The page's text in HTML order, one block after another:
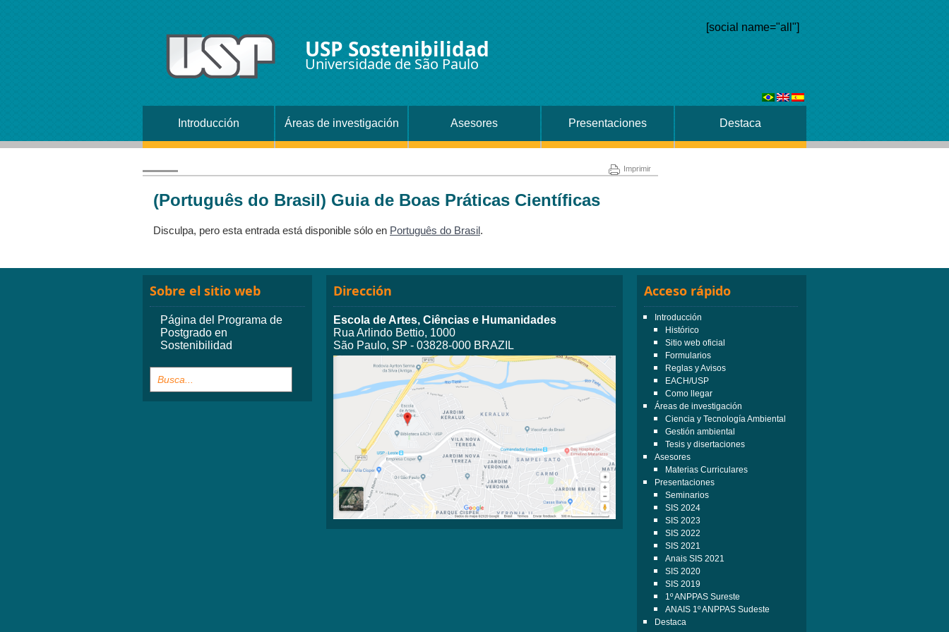
USP Sostenibilidad
Universidade de São Paulo
[social name="all"]
Introducción Áreas de investigación Asesores Presentaciones Destaca
Imprimir
(Português do Brasil) Guia de Boas Práticas Científicas
Disculpa, pero esta entrada está disponible sólo en Português do Brasil.
Sobre el sitio web
Página del Programa de
Postgrado en
Sostenibilidad
Dirección
Escola de Artes, Ciências e Humanidades
Rua Arlindo Bettio, 1000
São Paulo, SP - 03828-000 BRAZIL
Acceso rápido
Introducción
Histórico
Sitio web oficial
Formularios
Reglas y Avisos
EACH/USP
Como llegar
Áreas de investigación
Ciencia y Tecnología Ambiental
Gestión ambiental
Tesis y disertaciones
Asesores
Materias Curriculares
Presentaciones
Seminarios
SIS 2024
SIS 2023
SIS 2022
SIS 2021
Anais SIS 2021
SIS 2020
SIS 2019
1º ANPPAS Sureste
ANAIS 1º ANPPAS Sudeste
Destaca